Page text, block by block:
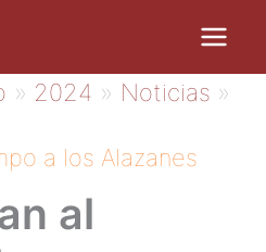
2024
Noticias
a los Alazanes
al